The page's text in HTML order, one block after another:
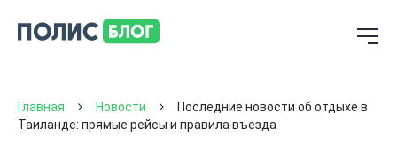
Главная Новости
Последние новости об отдыхе в
Таиланде: прямые рейсы и правила въезда